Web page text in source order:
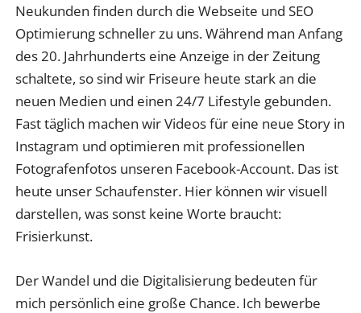
Neukunden finden durch die Webseite und SEO
Optimierung schneller zu uns. Während man Anfang
des 20. Jahrhunderts eine Anzeige in der Zeitung
schaltete, so sind wir Friseure heute stark an die
neuen Medien und einen 24/7 Lifestyle gebunden.
Fast täglich machen wir Videos für eine neue Story in
Instagram und optimieren mit professionellen
Fotografenfotos unseren Facebook-Account. Das ist
heute unser Schaufenster. Hier können wir visuell
darstellen, was sonst keine Worte braucht:
Frisierkunst.
Der Wandel und die Digitalisierung bedeuten für
mich persönlich eine große Chance. Ich bewerbe